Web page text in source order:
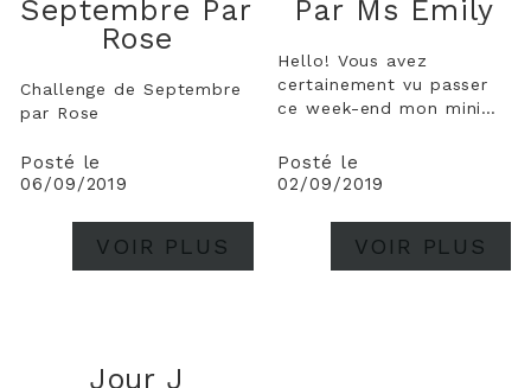
Septembre Par
Rose
Challenge de Septembre
par Rose
Posté le
06/09/2019
VOIR PLUS
Par Ms Emily
Hello! Vous avez
certainement vu passer
ce week-end mon mini
des nouveautés de
septembre et je remercie
m'ont laissé de jolis
commentaires, c'est
toujours un plaisir de
Posté le
02/09/2019
VOIR PLUS
Jour J